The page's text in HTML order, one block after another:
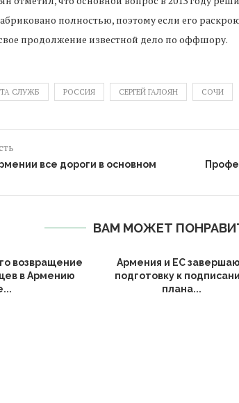
полностью, поэтому если его
продолжение известной дело по оффшору.
СЛУЖБ РОССИЯ СЕРГЕЙ ГАЛОЯН СОЧИ
все дороги в основном
ВАМ МОЖЕТ
возвращение
в Армению
Армения и ЕС
подготовку к
плана...